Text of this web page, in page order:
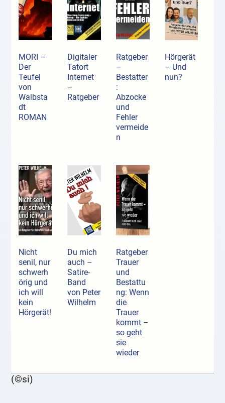
MORI –
Der
Teufel
von
Waibsta
dt
ROMAN
Digitaler
Tatort
Internet
–
Ratgeber
Ratgeber
–
Bestatter
:
Abzocke
und
Fehler
vermeide
n
Hörgerät
– Und
nun?
Nicht
senil, nur
schwerh
örig und
ich will
kein
Hörgerät!
Du mich
auch –
Satire-
Band
von Peter
Wilhelm
Ratgeber
Trauer
und
Bestattu
ng: Wenn
die
Trauer
kommt –
so geht
sie
wieder
(©si)